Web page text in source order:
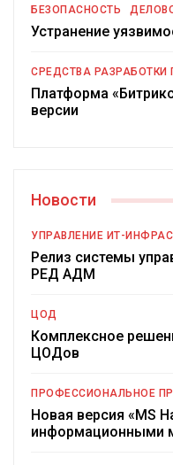
БЕЗОПАСНОСТЬ
Устранение
СРЕДСТВА РАЗРАБОТКИ
Платформа
версии
Новости
УПРАВЛЕНИЕ ИТ-
Релиз системы
РЕД АДМ
ЦОД
Комплексное
ЦОДов
ПРОФЕССИОНАЛЬНОЕ
Новая версия «MS
информационными